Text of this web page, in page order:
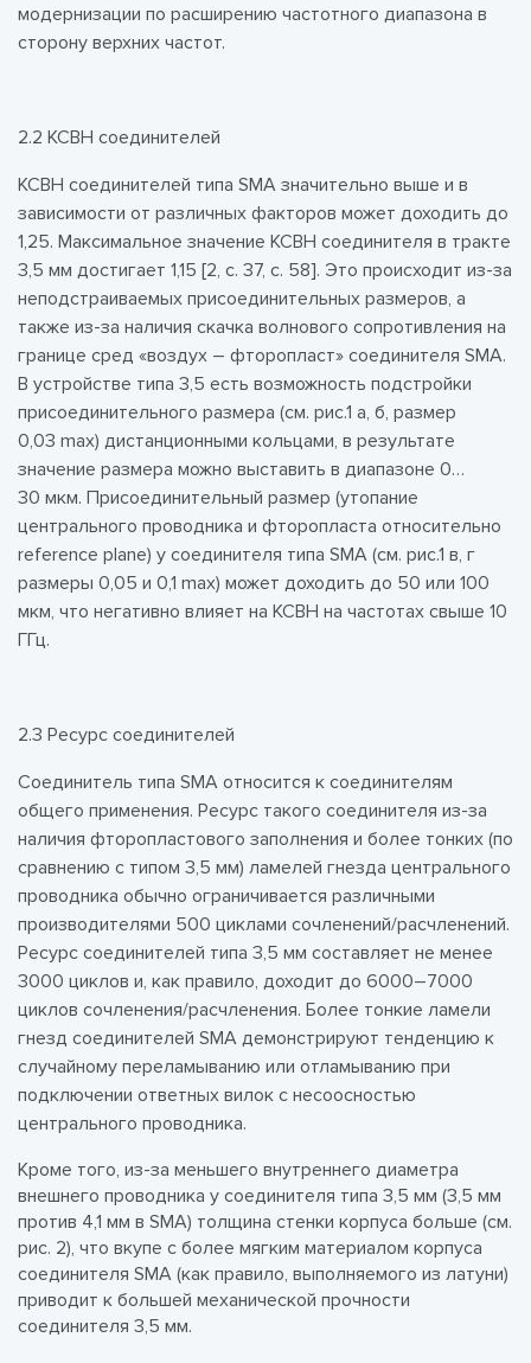
модернизации по расширению частотного диапазона в
сторону верхних частот.
2.2 КСВН соединителей
КСВН соединителей типа SMA значительно выше и в
зависимости от различных факторов может доходить до
1,25. Максимальное значение КСВН соединителя в тракте
3,5 мм достигает 1,15 [2, c. 37, c. 58]. Это происходит из-за
неподстраиваемых присоединительных размеров, а
также из-за наличия скачка волнового сопротивления на
границе сред «воздух – фторопласт» соединителя SMA.
В устройстве типа 3,5 есть возможность подстройки
присоединительного размера (см. рис.1 а, б, размер
0,03 max) дистанционными кольцами, в результате
значение размера можно выставить в диапазоне 0…
30 мкм. Присоединительный размер (утопание
центрального проводника и фторопласта относительно
reference plane) у соединителя типа SMA (см. рис.1 в, г
размеры 0,05 и 0,1 max) может доходить до 50 или 100
мкм, что негативно влияет на КСВН на частотах свыше 10
ГГц.
2.3 Ресурс соединителей
Соединитель типа SMA относится к соединителям
общего применения. Ресурс такого соединителя из-за
наличия фторопластового заполнения и более тонких (по
сравнению с типом 3,5 мм) ламелей гнезда центрального
проводника обычно ограничивается различными
производителями 500 циклами сочленений/расчленений.
Ресурс соединителей типа 3,5 мм составляет не менее
3000 циклов и, как правило, доходит до 6000–7000
циклов сочленения/расчленения. Более тонкие ламели
гнезд соединителей SMA демонстрируют тенденцию к
случайному переламыванию или отламыванию при
подключении ответных вилок с несоосностью
центрального проводника.
Кроме того, из-за меньшего внутреннего диаметра
внешнего проводника у соединителя типа 3,5 мм (3,5 мм
против 4,1 мм в SMA) толщина стенки корпуса больше (см.
рис. 2), что вкупе с более мягким материалом корпуса
соединителя SMA (как правило, выполняемого из латуни)
приводит к большей механической прочности
соединителя 3,5 мм.